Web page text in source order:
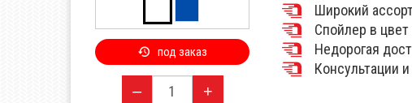
под заказ
– +
Широкий
Спойлер в цвет
Недорогая
Консультации